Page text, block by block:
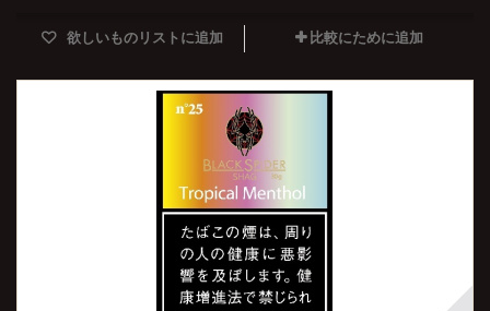
欲しいものリストに追加 比較にために追加